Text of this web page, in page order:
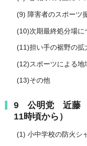
(9) 障害者のスポーツ
(10)次期最終処分場に
(11)担い手の裾野の拡
(12)スポーツによる地
(13)その他
9 公明党 近藤
11時頃から）
(1) 小中学校の防火シ